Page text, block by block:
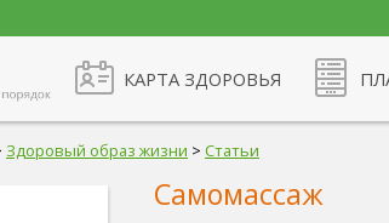
КАРТА ЗДОРОВЬЯ
Здоровый образ жизни > Статьи
Самомассаж